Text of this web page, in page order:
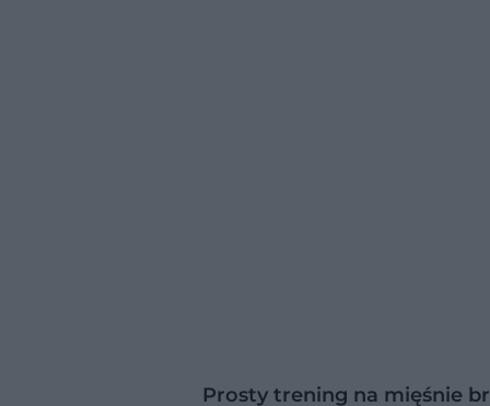
Prosty trening na mięśnie